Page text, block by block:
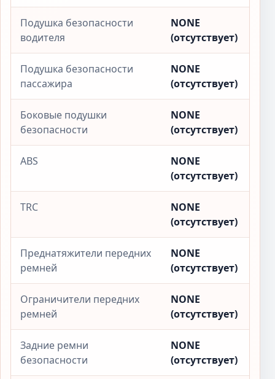
Подушка безопасности
водителя
NONE
(отсутствует)
Подушка безопасности
пассажира
NONE
(отсутствует)
Боковые подушки
безопасности
NONE
(отсутствует)
ABS
NONE
(отсутствует)
TRC
NONE
(отсутствует)
Преднатяжители передних
ремней
NONE
(отсутствует)
Ограничители передних
ремней
NONE
(отсутствует)
Задние ремни
безопасности
NONE
(отсутствует)